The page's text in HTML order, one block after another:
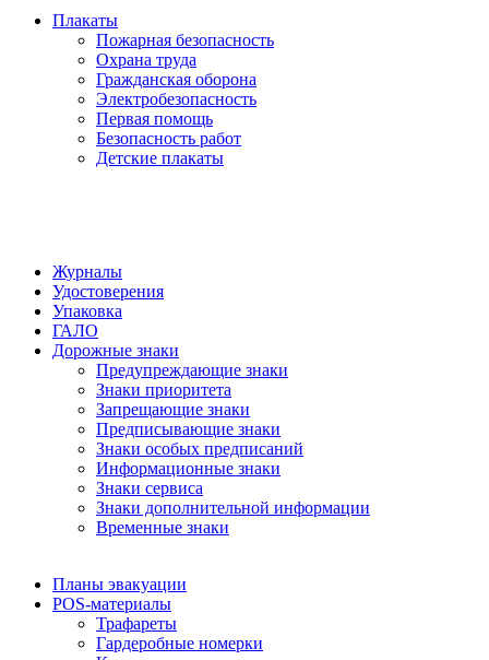
Плакаты
Пожарная безопасность
Охрана труда
Гражданская оборона
Электробезопасность
Первая помощь
Безопасность работ
Детские плакаты
Журналы
Удостоверения
Упаковка
ГАЛО
Дорожные знаки
Предупреждающие знаки
Знаки приоритета
Запрещающие знаки
Предписывающие знаки
Знаки особых предписаний
Информационные знаки
Знаки сервиса
Знаки дополнительной информации
Временные знаки
Планы эвакуации
POS-материалы
Трафареты
Гардеробные номерки